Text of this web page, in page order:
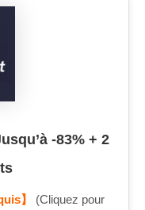
-83% + 2
】
(Cliquez pour